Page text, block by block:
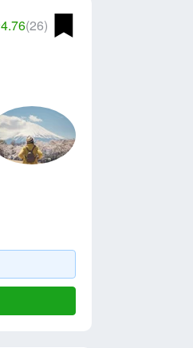
4.76(26)